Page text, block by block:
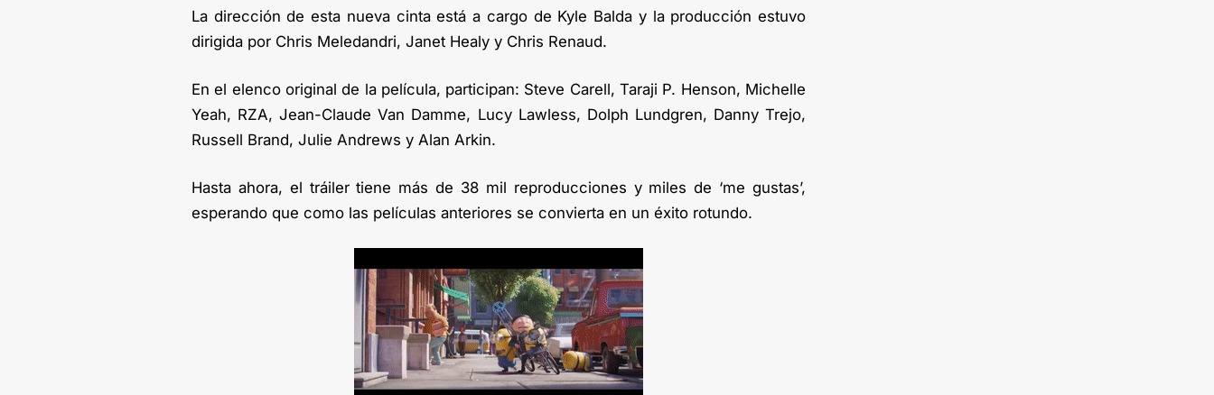
La dirección de esta nueva cinta está a cargo de Kyle Balda y la producción estuvo
dirigida por Chris Meledandri, Janet Healy y Chris Renaud.
En el elenco original de la película, participan: Steve Carell, Taraji P. Henson, Michelle
Yeah, RZA, Jean-Claude Van Damme, Lucy Lawless, Dolph Lundgren, Danny Trejo,
Russell Brand, Julie Andrews y Alan Arkin.
Hasta ahora, el tráiler tiene más de 38 mil reproducciones y miles de ‘me gustas’,
esperando que como las películas anteriores se convierta en un éxito rotundo.